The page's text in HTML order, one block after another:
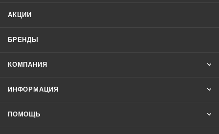
АКЦИИ
БРЕНДЫ
КОМПАНИЯ
ИНФОРМАЦИЯ
ПОМОЩЬ